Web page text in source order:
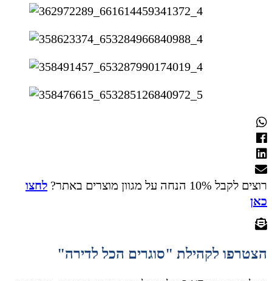
רוצים לקבל 10% הנחה על מגוון מוצרים באתר?
לחצו
כאן
הצטרפו לקהילת "סוגרים הכל לדירה"